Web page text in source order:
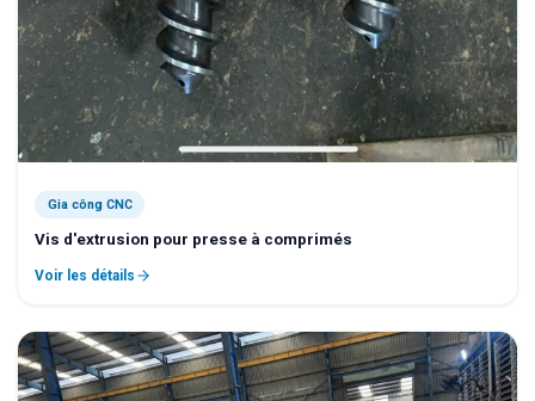
Gia công CNC
Vis d'extrusion pour presse à comprimés
Voir les détails